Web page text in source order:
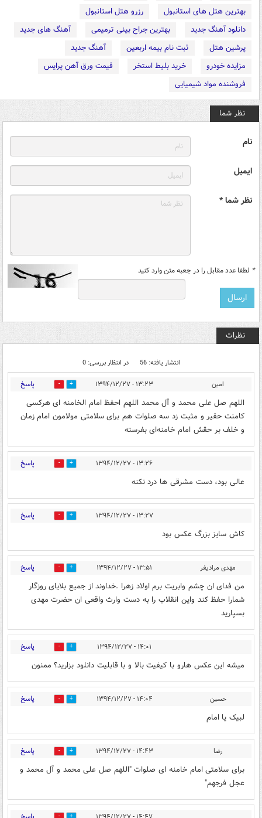
بهترین هتل های استانبول
رزرو هتل استانبول
دانلود آهنگ جدید
بهترین جراح بینی ترمیمی
آهنگ های جدید
پرشین هتل
ثبت نام بیمه اربعین
آهنگ جدید
مزایده خودرو
خرید بلیط استخر
قیمت ورق آهن پرایس
فروشنده مواد شیمیایی
نظر شما
نام
ایمیل
نظر شما *
* لطفا عدد مقابل را در جعبه متن وارد کنید
نظرات
انتشار یافته: 56 در انتظار بررسی: 0
امین ۱۳:۲۳ - ۱۳۹۴/۱۲/۲۷ 3 پاسخ
اللهم صل علی محمد و آل محمد اللهم احفظ امام الخامنه ای هرکسی
کامنت حقیر و مثبت زد سه صلوات هم برای سلامتی مولامون امام زمان
و خلف بر حقش امام خامنه‌ای بفرسته
۱۳:۲۶ - ۱۳۹۴/۱۲/۲۷ 0 پاسخ
عالی بود، دست مشرقی ها درد نکنه
۱۳:۲۷ - ۱۳۹۴/۱۲/۲۷ 0 پاسخ
کاش سایز بزرگ عکس بود
مهدی مرادیفر ۱۳:۵۱ - ۱۳۹۴/۱۲/۲۷ 0 پاسخ
من فدای ان چشم وابریت برم اولاد زهرا .خداوند از جمیع بلایای روزگار
شمارا حفظ کند واین انقلاب را به دست وارث واقعی ان حضرت مهدی
بسپارید
۱۴:۰۱ - ۱۳۹۴/۱۲/۲۷ 0 پاسخ
میشه این عکس هارو با کیفیت بالا و با قابلیت دانلود بزارید؟ ممنون
حسین ۱۴:۰۴ - ۱۳۹۴/۱۲/۲۷ 0 پاسخ
لبیک یا امام
رضا ۱۴:۴۳ - ۱۳۹۴/۱۲/۲۷ 0 پاسخ
برای سلامتی امام خامنه ای صلوات "اللهم صل علی محمد و آل محمد و
عجل فرجهم"